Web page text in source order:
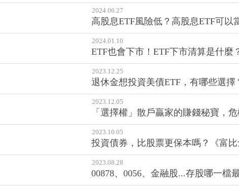
2024.06.27
高股息ETF風險低？高股息ETF可以
2024.01.10
ETF也會下市！ETF下市清算是什麼
2023.12.25
退休金想投資美債ETF，有哪些選擇
2023.12.05
「選擇權」散戶贏家的賺錢秘寶，危
2023.10.05
投資債券，比股票更保本嗎？《富
2023.08.28
00878、0056、金融股...存股哪一檔